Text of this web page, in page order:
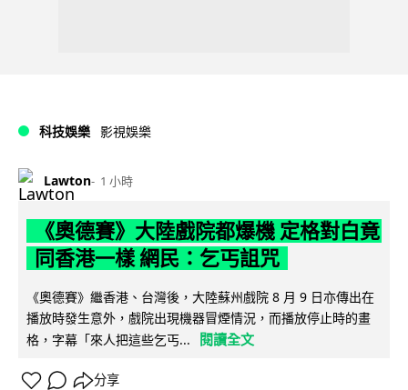
科技娛樂 影視娛樂
Lawton 1 小時
《奧德賽》大陸戲院都爆機 定格對白竟
同香港一樣 網民：乞丐詛咒
《奧德賽》繼香港、台灣後，大陸蘇州戲院 8 月 9 日亦傳出在
播放時發生意外，戲院出現機器冒煙情況，而播放停止時的畫
格，字幕「來人把這些乞丐...
閱讀全文
分享